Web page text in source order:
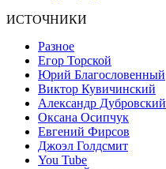
ИСТОЧНИКИ
Разное
Егор Торской
Юрий Благословенный
Виктор Кувичинский
Александр Дубровский
Оксана Осипчук
Евгений Фирсов
Джоэл Голдсмит
You Tube